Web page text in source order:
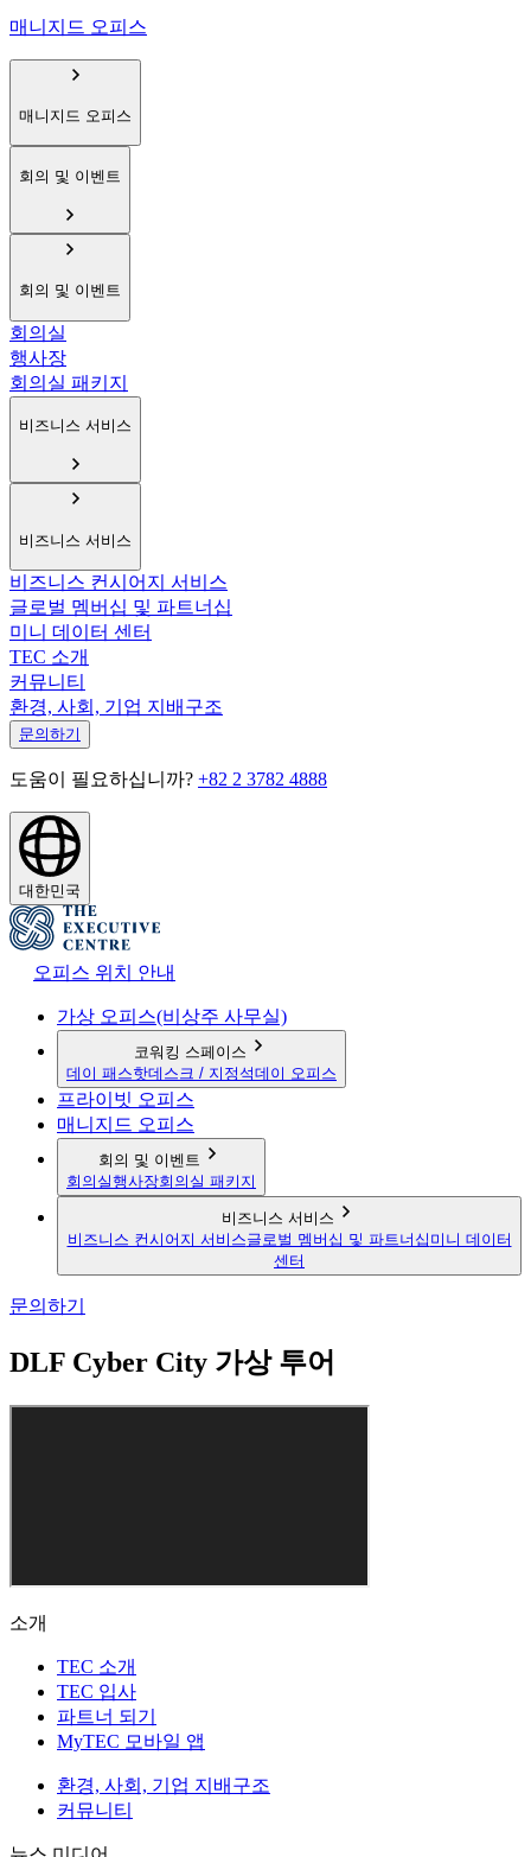
매니지드 오피스
매니지드 오피스
회의 및 이벤트
회의 및 이벤트
회의실
행사장
회의실 패키지
비즈니스 서비스
비즈니스 서비스
비즈니스 컨시어지 서비스
글로벌 멤버십 및 파트너십
미니 데이터 센터
TEC 소개
커뮤니티
환경, 사회, 기업 지배구조
문의하기
도움이 필요하십니까? +82 2 3782 4888
대한민국
오피스 위치 안내
가상 오피스(비상주 사무실)
코워킹 스페이스
데이 패스핫데스크 / 지정석데이 오피스
프라이빗 오피스
매니지드 오피스
회의 및 이벤트
회의실행사장회의실 패키지
비즈니스 서비스
비즈니스 컨시어지 서비스글로벌 멤버십 및 파트너십 미니 데이터
센터
문의하기
DLF Cyber City 가상 투어
소개
TEC 소개
TEC 입사
파트너 되기
MyTEC 모바일 앱
환경, 사회, 기업 지배구조
커뮤니티